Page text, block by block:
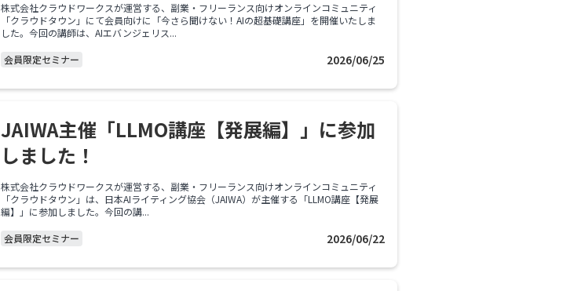
株式会社クラウドワークスが運営する、副業・フリーランス向けオンラインコミュニティ
「クラウドタウン」にて会員向けに「今さら聞けない！AIの超基礎講座」を開催いたしま
した。今回の講師は、AIエバンジェリス...
会員限定セミナー
2026/06/25
JAIWA主催「LLMO講座【発展編】」に参加
しました！
株式会社クラウドワークスが運営する、副業・フリーランス向けオンラインコミュニティ
「クラウドタウン」は、日本AIライティング協会（JAIWA）が主催する「LLMO講座【発展
編】」に参加しました。今回の講...
会員限定セミナー
2026/06/22